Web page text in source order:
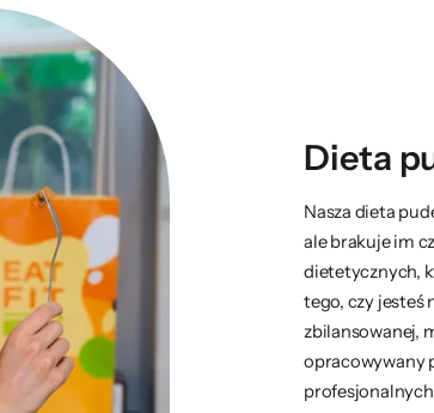
Dieta
Nasza dieta
ale brakuje im
dietetycznych,
tego, czy jesteś
zbilansowanej,
opracowywany
profesjonalnych